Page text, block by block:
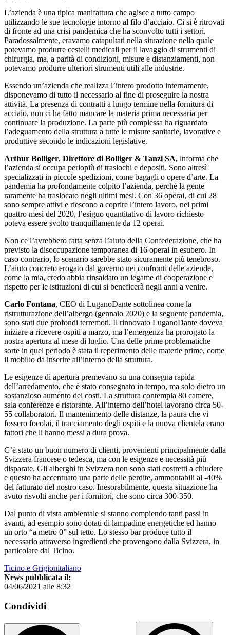
L’azienda è una tipica manifattura che agisce a tutto campo
utilizzando le sue tecnologie intorno al filo d’acciaio. Ci si è ritrovati
di fronte ad una crisi pandemica che ha sconvolto tutti i settori.
Paradossalmente, eravamo catapultati nella situazione nella quale
potevamo produrre cestelli medicali per il lavaggio di strumenti di
chirurgia, ma, a parità di condizioni, misure e distanziamenti, non
potevamo produrre ulteriori strumenti utili alle industrie.
Essendo un’azienda che realizza l’intero prodotto internamente,
disponevamo di tutto il necessario al fine di proseguire la nostra
attività. La presenza di contratti a lungo termine nella fornitura di
acciaio, non ci ha fatto mancare la materia prima necessaria per
continuare la produzione. La parte più complessa ha riguardato
l’adeguamento della struttura a tutte le misure sanitarie, lavorative e
produttive secondo le indicazioni legislative.
Arthur Bolliger, Direttore di Bolliger & Tanzi SA, informa che
l’azienda si occupa perlopiù di traslochi e depositi. Sono altresì
specializzati in piccole spedizioni, come bagagli o opere d’arte. La
pandemia ha profondamente colpito l’azienda, perché la gente
raramente ha traslocato negli ultimi mesi. Con 36 operai, di cui 28
sono sempre attivi e riescono a coprire l’intero lavoro, nei primi
quattro mesi del 2020, l’esiguo quantitativo di lavoro richiesto
poteva essere svolto tranquillamente da 12 operai.
Non ce l’avrebbero fatta senza l’aiuto della Confederazione, che ha
previsto la disoccupazione temporanea di 16 operai in esubero. In
caso contrario, lo scenario sarebbe stato sicuramente più tenebroso.
L’aiuto concreto erogato dal governo nei confronti delle aziende,
come la mia, credo abbia rinsaldato un legame di cooperazione e
rispetto per le istituzioni di cui si beneficerà negli anni a venire.
Carlo Fontana, CEO di LuganoDante sottolinea come la
ristrutturazione dell’albergo (gennaio 2020) e la seguente pandemia,
sono stati due profondi terremoti. Il rinnovato LuganoDante doveva
iniziare a ricevere ospiti a marzo, ma l’emergenza ha prorogato la
nostra apertura al mese di luglio. Una delle prime problematiche
sorte in quel periodo è stata il reperimento delle materie prime, come
il mobilio da inserire all’interno della struttura.
Le esigenze di apertura premevano su una consegna rapida
dell’arredamento, che è stato consegnato in tempo, ma solo dietro un
sostanzioso aumento dei costi. La struttura contempla 80 camere,
sala conferenze e ristorante. All’interno dell’hotel lavorano circa 50-
55 collaboratori. Il mantenimento delle distanze, la paura che vi
fossero focolai, il tracciamento degli ospiti e la nuova clientela erano
fattori che li hanno messi a dura prova.
C’è stato un buon numero di clienti, provenienti principalmente dalla
Svizzera francese o tedesca, ma con le esigenze e necessità più
disparate. Gli alberghi in Svizzera non sono stati costretti a chiudere
e questo ha accentuato una parte delle perdite, ammontabili al -40%
del fatturato nel nostro caso. Inesorabilmente, questa situazione ha
avuto risvolti anche per i fornitori, che sono circa 300-350.
Dal punto di vista ambientale si stanno compiendo tanti passi in
avanti, ad esempio sono dotati di lampadine energetiche ed hanno
un orto “a metro 0” sul tetto. Lo stesso bar produce tutto il
necessario attraverso ingredienti che provengono dalla Svizzera, in
particolare dal Ticino.
Ticino e Grigionitaliano
News pubblicata il:
04/06/2021 alle 8:32
Condividi